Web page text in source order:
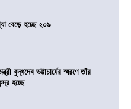
বেড়ে হচ্ছে ২০৯
বুদ্ধদেব ভট্টাচার্যের স্মরণে তাঁর
হচ্ছে